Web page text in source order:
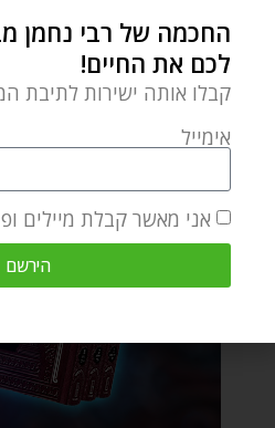
החכמה של רבי נחמן
לכם את החיים!
קבלו אותה ישירות לתיבת
אימייל
אני מאשר קבלת מיילים
הירשם